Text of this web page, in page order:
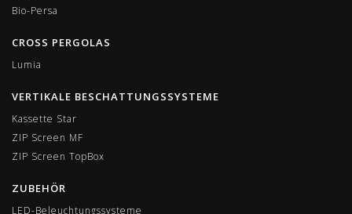
Bio-Persa
CROSS PERGOLAS
Lumia
VERTIKALE BESCHATTUNGSSYSTEME
Kassette Star
ZIP Screen MF
ΖIP Screen TopBox
ZUBEHÖR
LED-Beleuchtungssysteme